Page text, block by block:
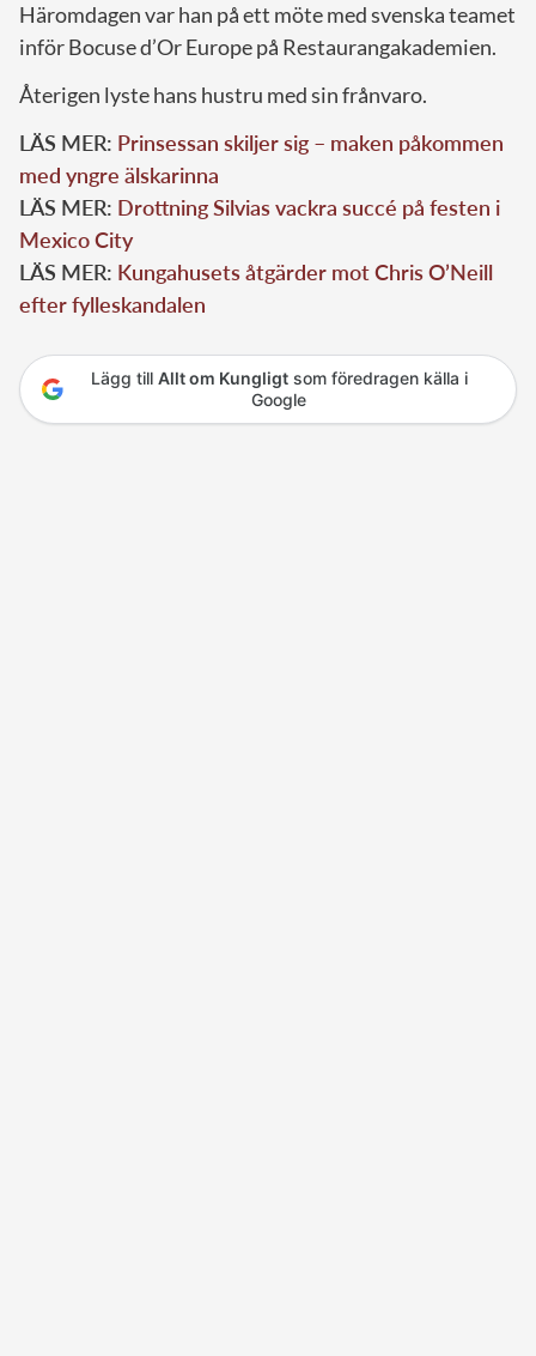
Häromdagen var han på ett möte med svenska teamet
inför Bocuse d’Or Europe på Restaurangakademien.
Återigen lyste hans hustru med sin frånvaro.
LÄS MER: Prinsessan skiljer sig – maken påkommen
med yngre älskarinna
LÄS MER: Drottning Silvias vackra succé på festen i
Mexico City
LÄS MER: Kungahusets åtgärder mot Chris O’Neill
efter fylleskandalen
Lägg till Allt om Kungligtsom föredragen källa i
Google